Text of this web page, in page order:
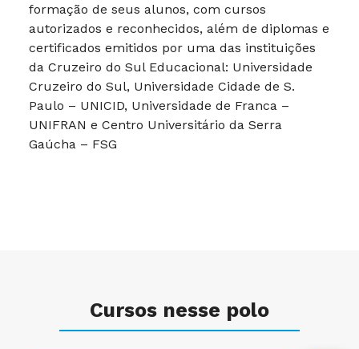
formação de seus alunos, com cursos
autorizados e reconhecidos, além de diplomas e
certificados emitidos por uma das instituições
da Cruzeiro do Sul Educacional: Universidade
Cruzeiro do Sul, Universidade Cidade de S.
Paulo – UNICID, Universidade de Franca –
UNIFRAN e Centro Universitário da Serra
Gaúcha – FSG
Cursos nesse polo